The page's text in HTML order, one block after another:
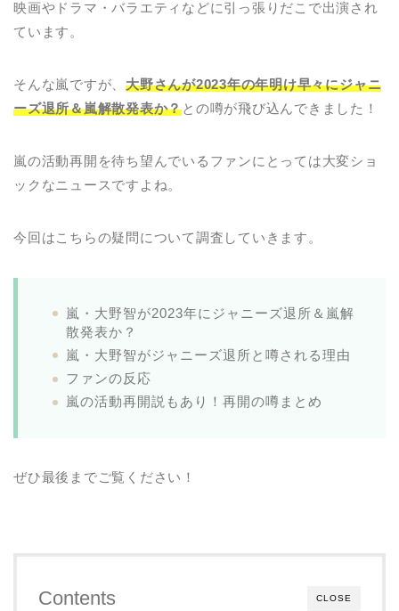
映画やドラマ・バラエティなどに引っ張りだこで出演され
ています。
そんな嵐ですが、大野さんが2023年の年明け早々にジャニ
ーズ退所＆嵐解散発表か？との噂が飛び込んできました！
嵐の活動再開を待ち望んでいるファンにとっては大変ショ
ックなニュースですよね。
今回はこちらの疑問について調査していきます。
嵐・大野智が2023年にジャニーズ退所＆嵐解
散発表か？
嵐・大野智がジャニーズ退所と噂される理由
ファンの反応
嵐の活動再開説もあり！再開の噂まとめ
ぜひ最後までご覧ください！
CLOSE
Contents